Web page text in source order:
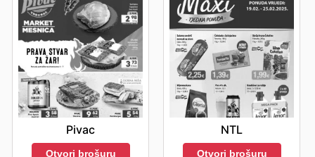
Pivac
Otvori brošuru
NTL
Otvori brošuru